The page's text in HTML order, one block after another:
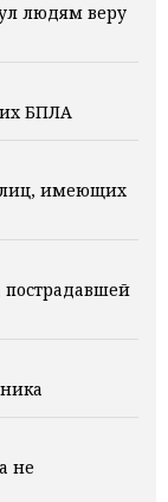
людям веру
БПЛА
лиц, имеющих
не